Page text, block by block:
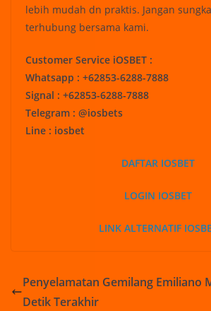
lebih mudah dn praktis. Jangan
terhubung bersama kami.
Customer Service iOSBET :
Whatsapp : +62853-6288-7888
Signal : +62853-6288-7888
Telegram : @iosbets
Line : iosbet
DAFTAR IOSBET
LOGIN IOSBET
LINK ALTERNATIF
Penyelamatan Gemilang Emiliano
Detik Terakhir